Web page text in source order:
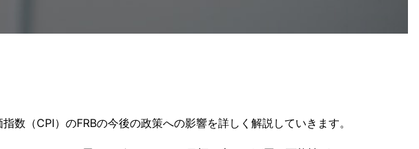
（CPI）のFRBの今後の政策への影響を詳しく解説していきます。